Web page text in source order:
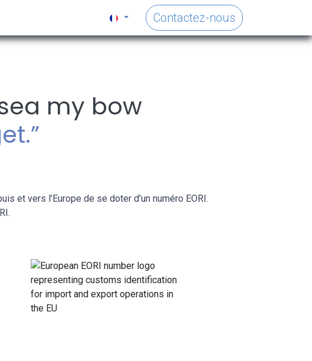
Contactez-nous
my bow
et vers l’Europe de se doter d’un numéro EORI.